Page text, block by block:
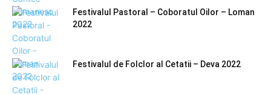
Festivalul Pastoral – Coboratul Oilor – Loman
2022
Festivalul de Folclor al Cetatii – Deva 2022